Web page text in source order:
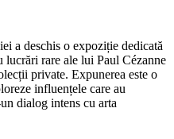
a deschis o expoziție dedicată
lucrări rare ale lui Paul Cézanne
private. Expunerea este o
influențele care au
dialog intens cu arta